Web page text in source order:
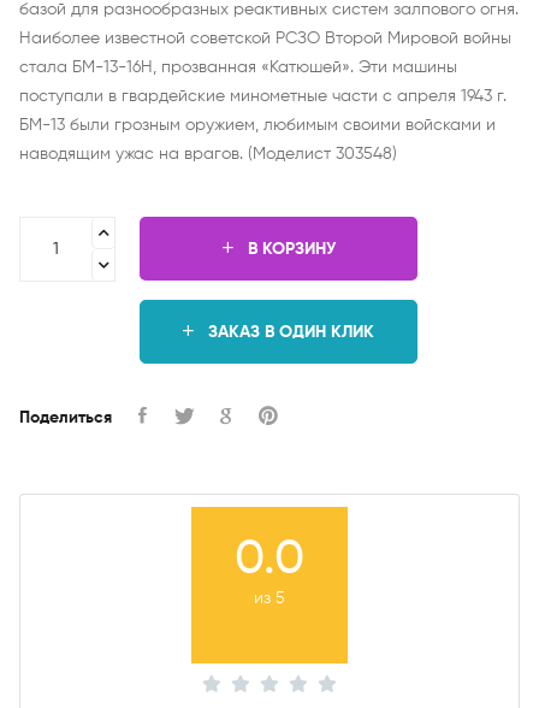
базой для разнообразных реактивных систем залпового огня.
Наиболее известной советской РСЗО Второй Мировой войны
стала БМ-13-16Н, прозванная «Катюшей». Эти машины
поступали в гвардейские минометные части с апреля 1943 г.
БМ-13 были грозным оружием, любимым своими войсками и
наводящим ужас на врагов. (Моделист 303548)
В КОРЗИНУ
ЗАКАЗ В ОДИН КЛИК
Поделиться
0.0
из 5